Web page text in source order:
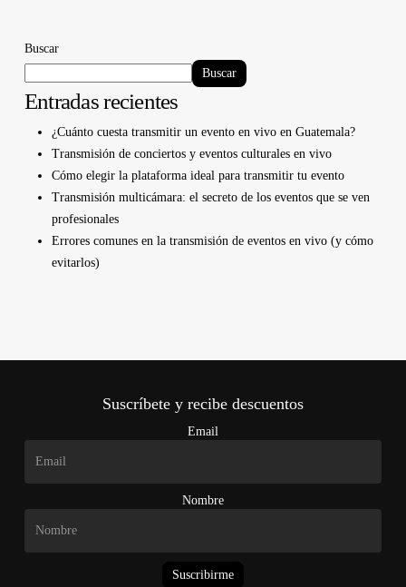
Buscar
Buscar
Entradas recientes
¿Cuánto cuesta transmitir un evento en vivo en Guatemala?
Transmisión de conciertos y eventos culturales en vivo
Cómo elegir la plataforma ideal para transmitir tu evento
Transmisión multicámara: el secreto de los eventos que se ven
profesionales
Errores comunes en la transmisión de eventos en vivo (y cómo
evitarlos)
Suscríbete y recibe descuentos
Email
Nombre
Suscribirme